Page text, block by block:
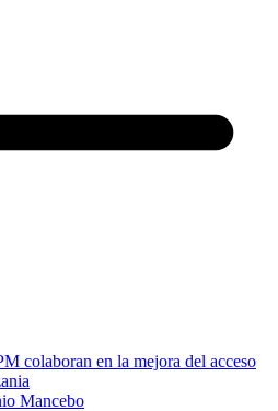
colaboran en la mejora del acceso
Mancebo